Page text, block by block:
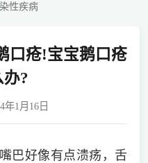
性疾病
口疮!宝宝鹅口疮
?
年1月16日
好像有点溃疡，舌